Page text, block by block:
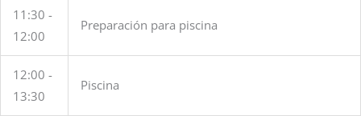
11:30 -
12:00
Preparación para piscina
12:00 -
13:30
Piscina